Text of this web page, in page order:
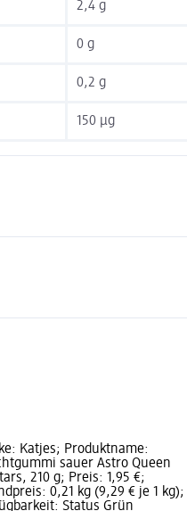
2,4 g
0 g
0,2 g
150 µg
Katjes; Produktname:
sauer Astro Queen
210 g; Preis: 1,95 €;
0,21 kg (9,29 € je 1 kg);
Status Grün